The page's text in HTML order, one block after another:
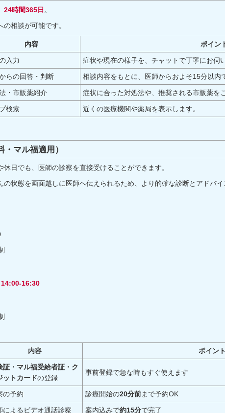
24時間365日 。
相談が可能です。
内容 ポイン
入力 症状や現在の様子を、チャットで丁寧にお伺
らの回答・判断 相談内容をもとに、医師からおよそ15分以内
・市販薬紹介 症状に合った対処法や、推奨される市販薬を
検索 近くの医療機関や薬局を表示します。
マル福適用）
日でも、医師の診察を直接受けることができます。
の状態を画面越しに医師へ伝えられるため、より的確な診断とアドバイ
14:00-16:30
内容 ポイント
証・マル福受給者証・ク
ットカードの登録
事前登録で急な時もすぐ使えます
の予約 診療開始の20分前まで予約OK
によるビデオ通話診察 案内込みで約15分で完了